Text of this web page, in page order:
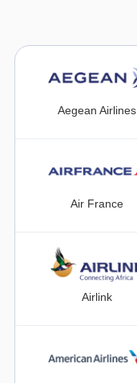
Aegean Airlines
Air France
Airlink